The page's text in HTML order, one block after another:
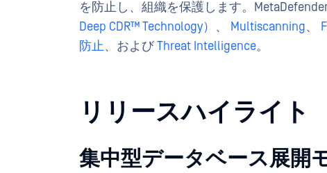
を防止し、組織を保護します。MetaDefender
Deep CDR™ Technology） 、 Multiscanning、
防止、およびThreat Intelligence。
リリースハイライト
集中型データベース展開